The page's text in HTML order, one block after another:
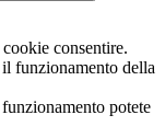
consentire.
funzionamento della
potete